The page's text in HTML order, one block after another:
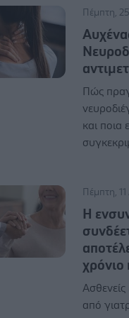
Πέμπτη,
Πώς
και ποια
Πέμπτη,
Η
χρόνιο
από